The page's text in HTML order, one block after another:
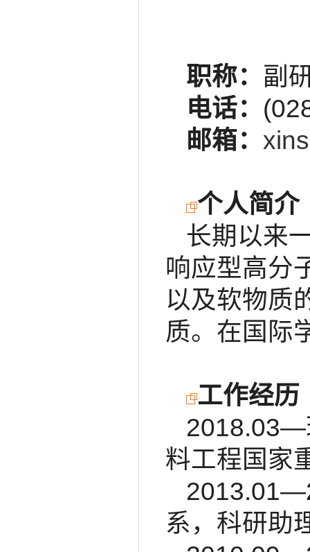
职称： 副
电话：
邮箱：
个人简介
长期以来
响应型高分
以及软物质
质。在国际
工作经历
2018.03—
料工程国家
系，科研助